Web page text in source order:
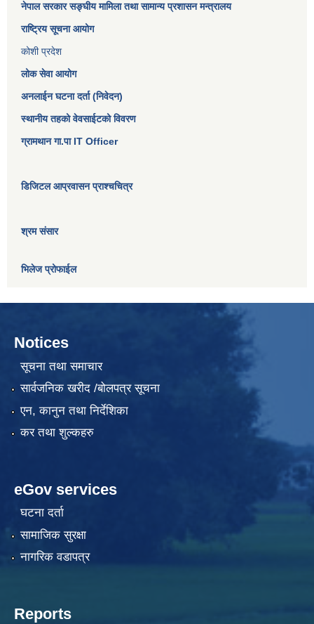
नेपाल सरकारसङ्घीय मामिला तथा सामान्य प्रशासन मन्त्रालय
राष्ट्रिय सूचना आयोग
कोशी प्रदेश
लोक सेवा आयोग
अनलाईन घटना दर्ता (निवेदन)
स्थानीय तहको वेवसाईटको विवरण
ग्रामथान गा.पा IT Officer
डिजिटल आप्रवासन प्राश्चचित्र
श्रम संसार
भिलेज प्रोफाईल
Notices
सूचना तथा समाचार
सार्वजनिक खरीद /बोलपत्र सूचना
एन, कानुन तथा निर्देशिका
कर तथा शुल्कहरु
eGov services
घटना दर्ता
सामाजिक सुरक्षा
नागरिक वडापत्र
Reports